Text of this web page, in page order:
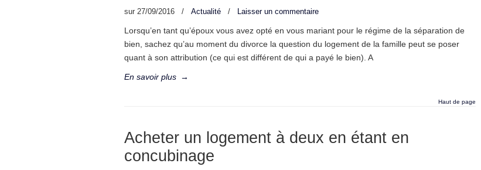
sur 27/09/2016 / Actualité / Laisser un commentaire
Lorsqu’en tant qu’époux vous avez opté en vous mariant pour le régime de la séparation de
bien, sachez qu’au moment du divorce la question du logement de la famille peut se poser
quant à son attribution (ce qui est différent de qui a payé le bien). A
En savoir plus →
Haut de page
Acheter un logement à deux en étant en
concubinage